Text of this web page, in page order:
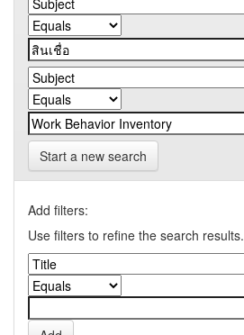
Start a new search
Add filters:
Use filters to refine the search results.